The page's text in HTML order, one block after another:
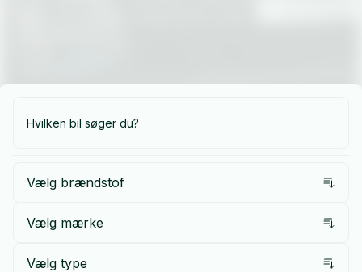
Vælg brændstof
Vælg mærke
Vælg type